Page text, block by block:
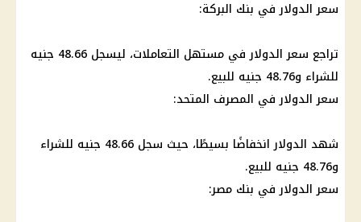
سعر الدولارفي بنك البركة:
تراجع سعر الدولار
في مستهل التعاملات، ليسجل 48.66 جنيه
للشراء و48.76 جنيه للبيع.
سعر الدولارفي المصرف المتحد:
شهد الدولار
انخفاضًا بسيطًا، حيث سجل 48.66 جنيه للشراء
و48.76 جنيه للبيع.
سعر الدولار في بنك مصر: